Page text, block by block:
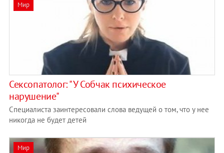
Мир
Сексопатолог: "У Собчак психическое
нарушение"
Специалиста заинтересовали слова ведущей о том, что у нее
никогда не будет детей
Мир